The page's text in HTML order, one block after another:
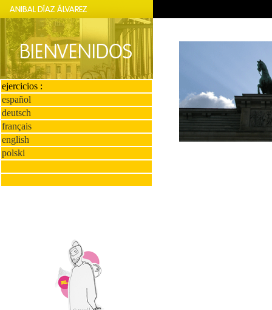
ejercicios :
español
deutsch
français
english
polski